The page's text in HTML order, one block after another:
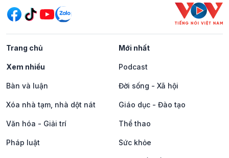
Trang chủ Mới nhất
Xem nhiều Podcast
Bàn và luận Đời sống - Xã hội
Xóa nhà tạm, nhà dột nát Giáo dục - Đào tạo
Văn hóa - Giải trí Thể thao
Pháp luật Sức khỏe